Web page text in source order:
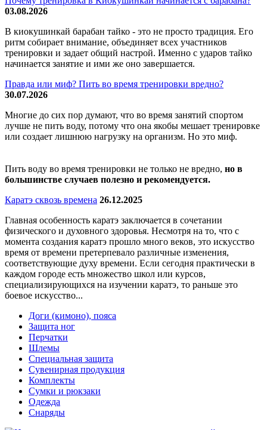
03.08.2026
В киокушинкай барабан тайко - это не просто традиция. Его
ритм собирает внимание, объединяет всех участников
тренировки и задает общий настрой. Именно с ударов тайко
начинается занятие и ими же оно завершается.
Правда или миф? Пить во время тренировки вредно?
30.07.2026
Многие до сих пор думают, что во время занятий спортом
лучше не пить воду, потому что она якобы мешает тренировке
или создает лишнюю нагрузку на организм. Но это миф.
Пить воду во время тренировки не только не вредно, но в
большинстве случаев полезно и рекомендуется.
Каратэ сквозь времена 26.12.2025
Главная особенность каратэ заключается в сочетании
физического и духовного здоровья. Несмотря на то, что с
момента создания каратэ прошло много веков, это искусство
время от времени претерпевало различные изменения,
соответствующие духу времени. Если сегодня практически в
каждом городе есть множество школ или курсов,
специализирующихся на изучении каратэ, то раньше это
боевое искусство...
Доги (кимоно), пояса
Защита ног
Перчатки
Шлемы
Специальная защита
Сувенирная продукция
Комплекты
Сумки и рюкзаки
Одежда
Снаряды